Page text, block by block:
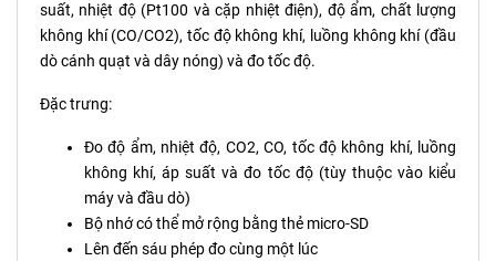
suất, nhiệt độ (Pt100 và cặp nhiệt điện), độ ẩm, chất lượng
không khí (CO/CO2), tốc độ không khí, luồng không khí (đầu
dò cánh quạt và dây nóng) và đo tốc độ.
Đặc trưng:
Đo độ ẩm, nhiệt độ, CO2, CO, tốc độ không khí, luồng
không khí, áp suất và đo tốc độ (tùy thuộc vào kiểu
máy và đầu dò)
Bộ nhớ có thể mở rộng bằng thẻ micro-SD
Lên đến sáu phép đo cùng một lúc